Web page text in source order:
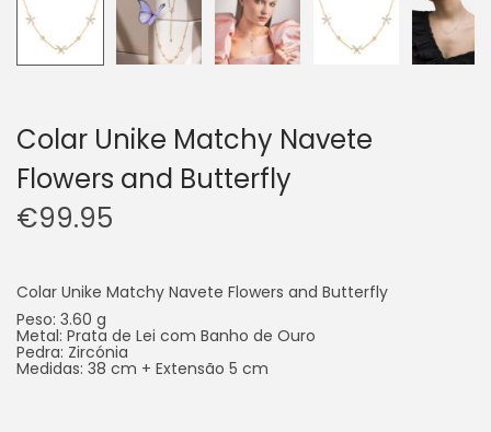
Colar Unike Matchy Navete
Flowers and Butterfly
€99.95
Colar Unike Matchy Navete Flowers and Butterfly
Peso: 3.60 g
Metal: Prata de Lei com Banho de Ouro
Pedra: Zircónia
Medidas: 38 cm + Extensão 5 cm